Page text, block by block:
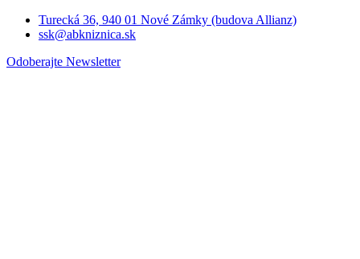
Turecká 36, 940 01 Nové Zámky (budova Allianz)
ssk@abkniznica.sk
Odoberajte Newsletter